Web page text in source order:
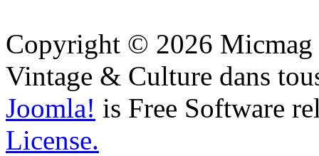
Copyright © 2026 Micmag
Vintage & Culture dans
Joomla! is Free Software
License.